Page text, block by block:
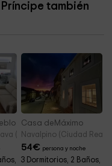
Caballero 12,5 km
también
(Ciudad Real)
Casa deMáximo
Navalpino (Ciudad Real)
54€ persona y noche
3 Dormitorios, 2 Baños,